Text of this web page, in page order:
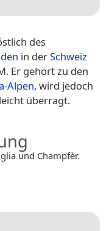
des
in derSchweiz
Er gehört zu den
Alpen, wird jedoch
leicht überragt.
und Champfèr.